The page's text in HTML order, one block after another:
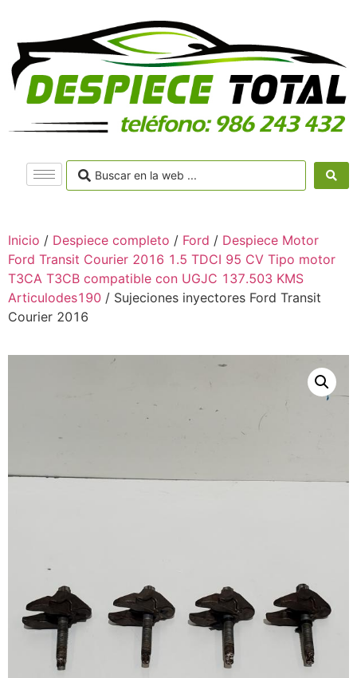
Inicio / Despiece completo / Ford / Despiece Motor
Ford Transit Courier 2016 1.5 TDCI 95 CV Tipo motor
T3CA T3CB compatible con UGJC 137.503 KMS
Articulodes190 / Sujeciones inyectores Ford Transit
Courier 2016